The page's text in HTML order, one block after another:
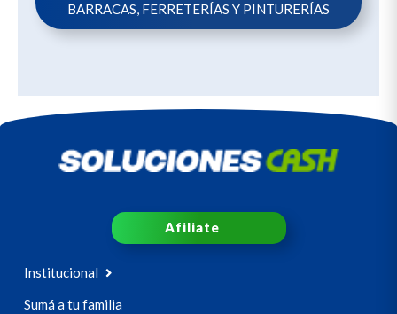
BARRACAS, FERRETERÍAS Y PINTURERÍAS
Afiliate
Institucional
Sumá a tu familia